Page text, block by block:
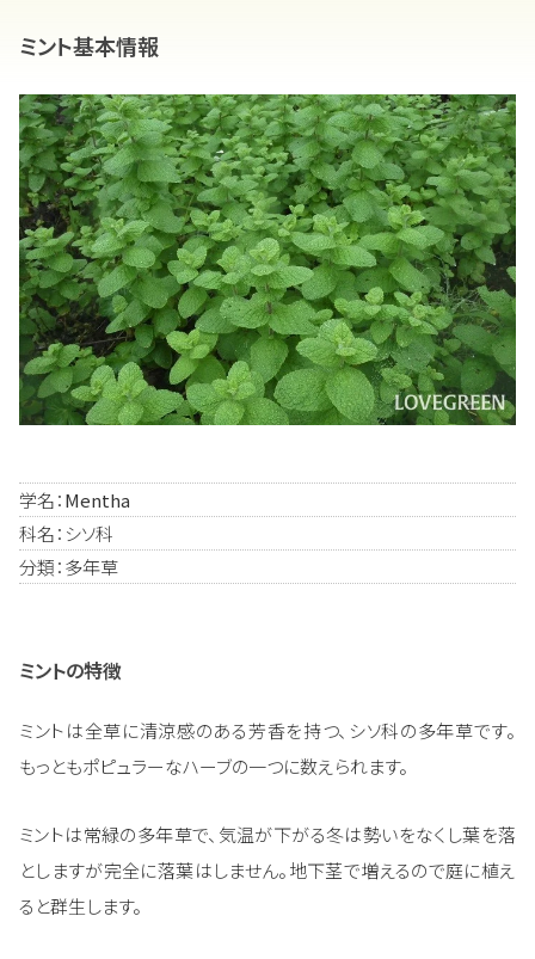
ミント基本情報
学名：Mentha
科名：シソ科
分類：多年草
ミントの特徴
ミントは全草に清涼感のある芳香を持つ、シソ科の多年草です。
もっともポピュラーなハーブの一つに数えられます。
ミントは常緑の多年草で、気温が下がる冬は勢いをなくし葉を落
としますが完全に落葉はしません。地下茎で増えるので庭に植え
ると群生します。